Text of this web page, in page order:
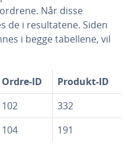
Når disse
de i resultatene. Siden
i begge tabellene, vil
Ordre-ID
Produkt-ID
102
332
104 191